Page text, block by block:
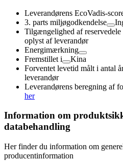
Leverandørens EcoVadis-
3. parts miljøgodkendelse
Tilgængelighed af reservedele
oplyst af leverandør
Energimærkning
Fremstillet i
Kina
Forventet levetid målt i antal
leverandør
Leverandørens beregning af
her
Information om
databehandling
Her finder du information om
producentinformation